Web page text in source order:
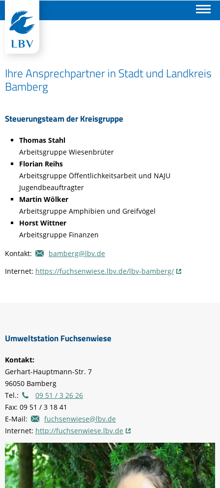
Ihre Ansprechpartner in Stadt und Landkreis
Bamberg
Steuerungsteam der Kreisgruppe
Thomas Stahl
Arbeitsgruppe Wiesenbrüter
Florian Reihs
Arbeitsgruppe Öffentlichkeitsarbeit und NAJU
Jugendbeauftragter
Martin Wölker
Arbeitsgruppe Amphibien und Greifvögel
Horst Wittner
Arbeitsgruppe Finanzen
Kontakt:
bamberg@lbv.de
Internet: https://fuchsenwiese.lbv.de/lbv-bamberg/
Umweltstation Fuchsenwiese
Kontakt:
Gerhart-Hauptmann-Str. 7
96050 Bamberg
Tel.:
09 51 / 3 26 26
Fax: 09 51 / 3 18 41
E-Mail:
fuchsenwiese@lbv.de
Internet: http://fuchsenwiese.lbv.de